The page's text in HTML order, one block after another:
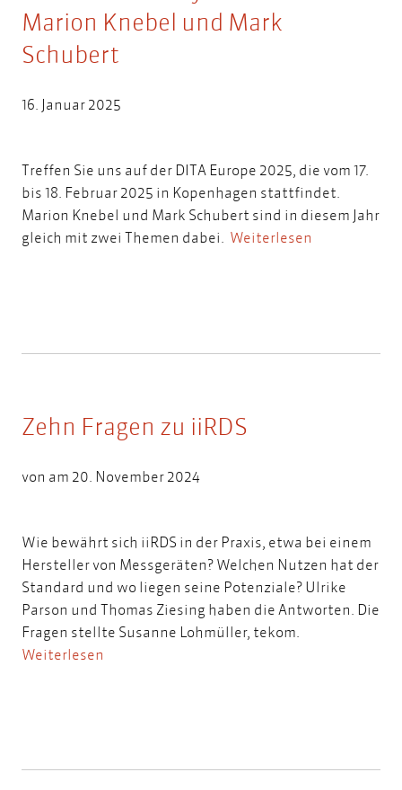
Marion Knebel und Mark
Schubert
16. Januar 2025
Treffen Sie uns auf der DITA Europe 2025, die vom 17.
bis 18. Februar 2025 in Kopenhagen stattfindet.
Marion Knebel und Mark Schubert sind in diesem Jahr
gleich mit zwei Themen dabei. Weiterlesen
Zehn Fragen zu iiRDS
von am 20. November 2024
Wie bewährt sich iiRDS in der Praxis, etwa bei einem
Hersteller von Messgeräten? Welchen Nutzen hat der
Standard und wo liegen seine Potenziale? Ulrike
Parson und Thomas Ziesing haben die Antworten. Die
Fragen stellte Susanne Lohmüller, tekom.
Weiterlesen